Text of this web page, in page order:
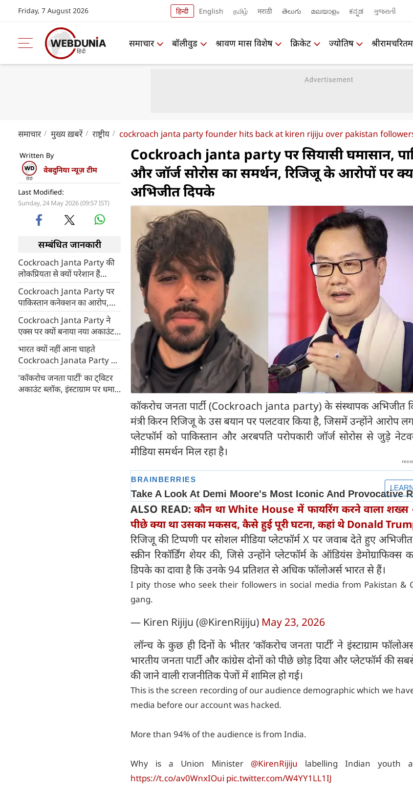
Friday, 7 August 2026 हिन्दी English தமிழ் मराठी తెలుగు മലയാളം ಕನ್ನಡ ગુજરાતી
समाचार बॉलीवुड श्रावण मास विशेष क्रिकेट ज्योतिष
समाचार मुख्य ख़बरें राष्ट्रीय cockroach janta party founder hits back at kiren rijiju over pakistan
Written By
वेबदुनिया न्यूज़ टीम
Last Modified:
Sunday, 24 May 2026 (09:57 IST)
सम्बंधित जानकारी
Cockroach Janta Party की
लोकप्रियता से क्यों परेशान हैं
अभिजीत दिपके के माता-पिता, डर
के साथ उड़ी हुई है नींद
Cockroach Janta Party पर
पाकिस्तान कनेक्शन का आरोप,
अभिजीत दिपके ने बताया क्या है
सच
Cockroach Janta Party ने
एक्स पर क्यों बनाया नया अकाउंट,
क्या बोले अभिजीत दिपके
भारत क्यों नहीं आना चाहते
Cockroach Janata Party के
संस्थापक अभिजीत दिपके, किस
बात का सता रहा है डर
'कॉकरोच जनता पार्टी' का ट्विटर
अकाउंट ब्लॉक, इंस्टाग्राम पर धमाके
Cockroach janta party पर सियासी घमासान,
और जॉर्ज सोरोस का समर्थन, रिजिजू के आरोपों पर
अभिजीत दिपके
कॉकरोच जनता पार्टी (Cockroach janta party) के संस्थापक अभिजीत
मंत्री किरन रिजिजू के उस बयान पर पलटवार किया है, जिसमें उन्होंने आरोप
प्लेटफॉर्म को पाकिस्तान और अरबपति परोपकारी जॉर्ज सोरोस से जुड़े
मीडिया समर्थन मिल रहा है।
ALSO READ:कौन था White House में फायरिंग करने वाला
पीछे क्या था उसका मकसद, कैसे हुई पूरी घटना, कहां थे Donald
रिजिजू की टिप्पणी पर सोशल मीडिया प्लेटफॉर्म X पर जवाब देते हुए
स्क्रीन रिकॉर्डिंग शेयर की, जिसे उन्होंने प्लेटफॉर्म के ऑडियंस डेमोग्राफिक्स
डिपके का दावा है कि उनके 94 प्रतिशत से अधिक फॉलोअर्स भारत से हैं।
I pity those who seek their followers in social media from Pakistan &
gang.
— Kiren Rijiju (@KirenRijiju) May 23, 2026
लॉन्च के कुछ ही दिनों के भीतर ‘कॉकरोच जनता पार्टी’ ने इंस्टाग्राम
भारतीय जनता पार्टी और कांग्रेस दोनों को पीछे छोड़ दिया और प्लेटफॉर्म की
की जाने वाली राजनीतिक पेजों में शामिल हो गई।
This is the screen recording of our audience demographic which we
media before our account was hacked.
More than 94% of the audience is from India.
Why is a Union Minister @KirenRijiju labelling Indian youth
https://t.co/av0WnxIOui pic.twitter.com/W4YY1LL1IJ